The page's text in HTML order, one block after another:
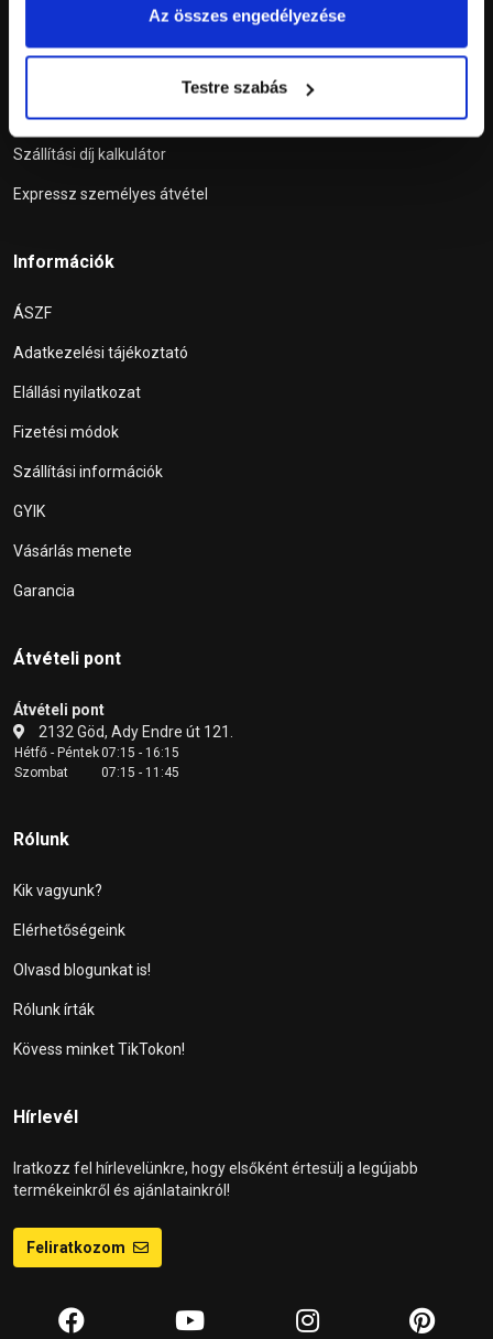
Az összes engedélyezése
Testre szabás
Szolgáltatások
Tetőablak konfigurátor
Szállítási díj kalkulátor
Expressz személyes átvétel
Információk
ÁSZF
Adatkezelési tájékoztató
Elállási nyilatkozat
Fizetési módok
Szállítási információk
GYIK
Vásárlás menete
Garancia
Átvételi pont
Átvételi pont
2132 Göd, Ady Endre út 121.
Hétfő - Péntek07:15 - 16:15
Szombat
07:15 - 11:45
Rólunk
Kik vagyunk?
Elérhetőségeink
Olvasd blogunkat is!
Rólunk írták
Kövess minket TikTokon!
Hírlevél
Iratkozz fel hírlevelünkre, hogy elsőként értesülj a legújabb
termékeinkről és ajánlatainkról!
Feliratkozom